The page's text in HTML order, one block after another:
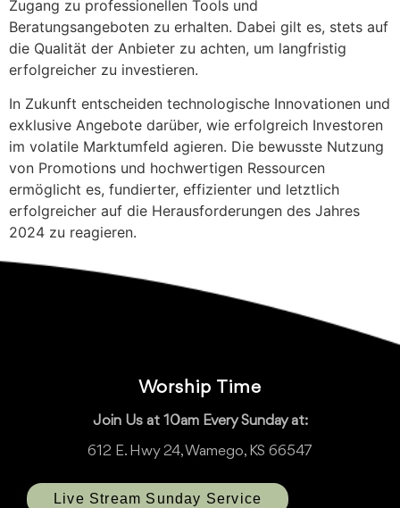
Zugang zu professionellen Tools und
Beratungsangeboten zu erhalten. Dabei gilt es, stets auf
die Qualität der Anbieter zu achten, um langfristig
erfolgreicher zu investieren.
In Zukunft entscheiden technologische Innovationen und
exklusive Angebote darüber, wie erfolgreich Investoren
im volatile Marktumfeld agieren. Die bewusste Nutzung
von Promotions und hochwertigen Ressourcen
ermöglicht es, fundierter, effizienter und letztlich
erfolgreicher auf die Herausforderungen des Jahres
2024 zu reagieren.
Worship Time
Join Us at 10am Every Sunday at:
612 E. Hwy 24, Wamego, KS 66547
Live Stream Sunday Service